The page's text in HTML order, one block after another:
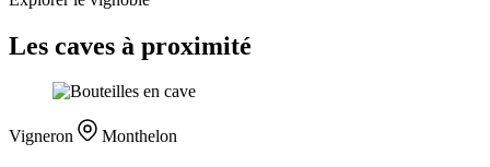
Les caves à proximité
Vigneron Monthelon